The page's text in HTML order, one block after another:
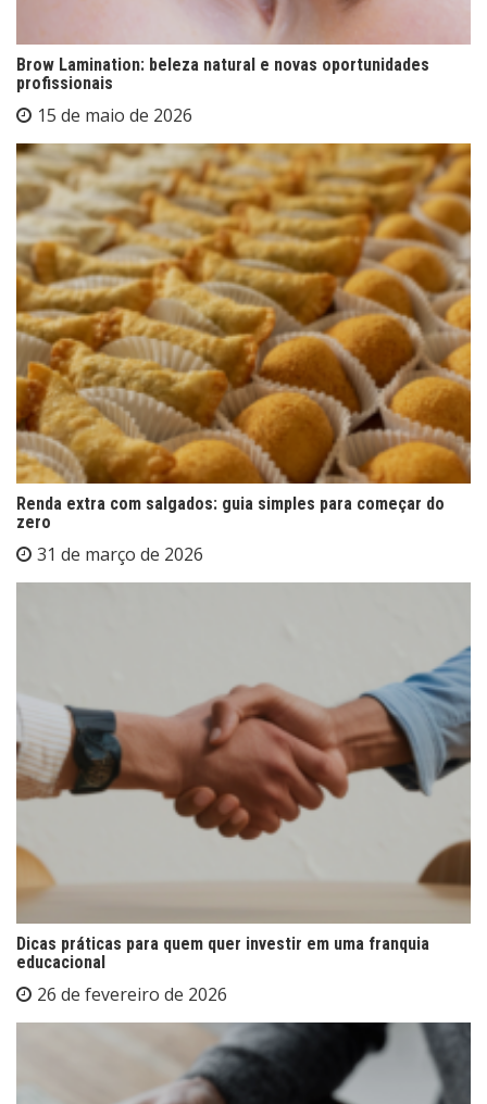
Brow Lamination: beleza natural e novas oportunidades
profissionais
15 de maio de 2026
Renda extra com salgados: guia simples para começar do
zero
31 de março de 2026
Dicas práticas para quem quer investir em uma franquia
educacional
26 de fevereiro de 2026